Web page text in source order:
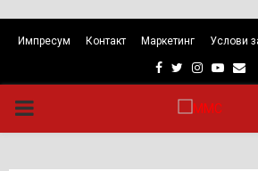
Импресум Контакт Маркетинг Услови
Facebook
TwitterInstagram
PRIMARY